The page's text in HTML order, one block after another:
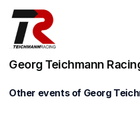
Georg Teichmann
Other events of Georg